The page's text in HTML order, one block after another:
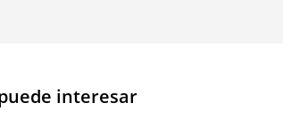
interesar